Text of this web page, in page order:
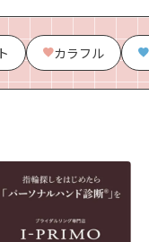
カラフル